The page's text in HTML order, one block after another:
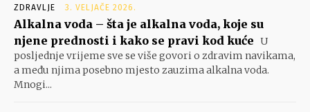
ZDRAVLJE 3. VELJAČE 2026.
Alkalna voda – šta je alkalna voda, koje su
njene prednosti i kako se pravi kod kuće U
posljednje vrijeme sve se više govori o zdravim navikama,
a među njima posebno mjesto zauzima alkalna voda.
Mnogi...